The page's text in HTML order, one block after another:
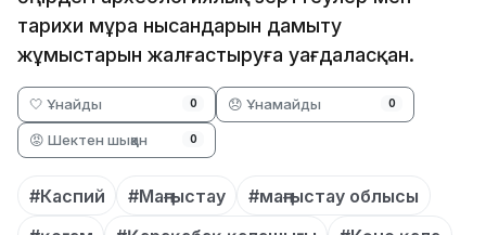
тарихи мұра нысандарын дамыту
жұмыстарын жалғастыруға уағдаласқан.
🤍 Ұнайды 0 😞 Ұнамайды 0
😡 Шектен шыққан 0
#Каспий #Маңғыстау
#маңғыстау облысы